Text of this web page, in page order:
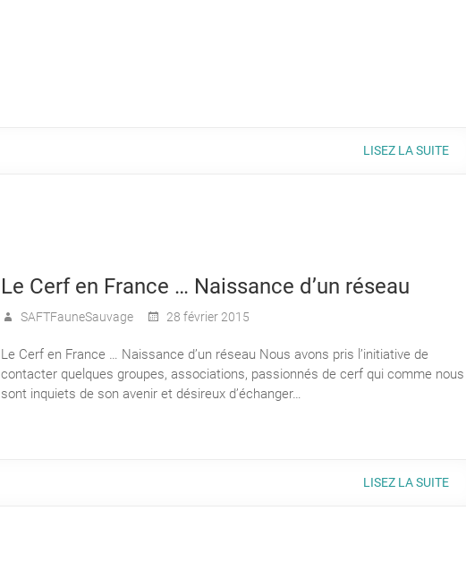
LISEZ LA SUITE
Le Cerf en France … Naissance d’un réseau
SAFTFauneSauvage 28 février 2015
Le Cerf en France … Naissance d’un réseau Nous avons pris l’initiative de
contacter quelques groupes, associations, passionnés de cerf qui comme nous
sont inquiets de son avenir et désireux d’échanger…
LISEZ LA SUITE